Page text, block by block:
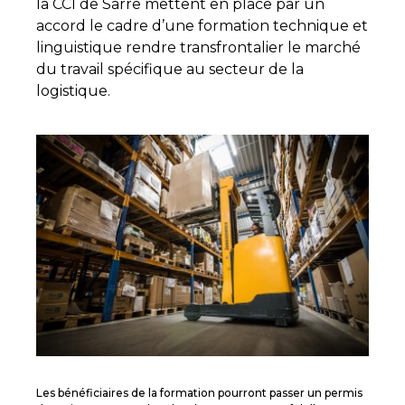
la CCI de Sarre mettent en place par un
accord le cadre d’une formation technique et
linguistique rendre transfrontalier le marché
du travail spécifique au secteur de la
logistique.
Les bénéficiaires de la formation pourront passer un permis